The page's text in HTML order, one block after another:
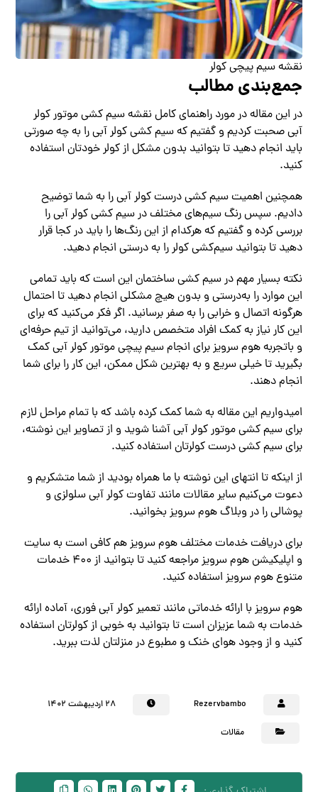
نقشه سیم پیچی کولر
جمع‌بندی مطالب
در این مقاله در مورد راهنمای کامل نقشه سیم کشی موتور کولر
آبی صحبت کردیم و گفتیم که سیم کشی کولر آبی را به چه صورتی
باید انجام دهید تا بتوانید بدون مشکل از کولر خودتان استفاده
کنید.
همچنین اهمیت سیم کشی درست کولر آبی را به شما توضیح
دادیم. سپس رنگ سیم‌های مختلف در سیم کشی کولر آبی را
بررسی کرده و گفتیم که هرکدام از این رنگ‌ها را باید در کجا قرار
دهید تا بتوانید سیم‌کشی کولر را به درستی انجام دهید.
نکته بسیار مهم در سیم کشی ساختمان این است که باید تمامی
این موارد را به‌درستی و بدون هیچ مشکلی انجام دهید تا احتمال
هرگونه اتصال و خرابی را به صفر برسانید. اگر فکر می‌کنید که برای
این کار نیاز به کمک افراد متخصص دارید، می‌توانید از تیم حرفه‌ای
و باتجربه هوم سرویز برای انجام سیم پیچی موتور کولر آبی کمک
بگیرید تا خیلی سریع و به بهترین شکل ممکن، این کار را برای شما
انجام دهند.
امیدواریم این مقاله به شما کمک کرده باشد که با تمام مراحل لازم
برای سیم کشی موتور کولر آبی آشنا شوید و از تصاویر این نوشته،
برای سیم کشی درست کولرتان استفاده کنید.
از اینکه تا انتهای این نوشته با ما همراه بودید از شما متشکریم و
دعوت می‌کنیم سایر مقالات مانند تفاوت کولر آبی سلولزی و
پوشالی را در وبلاگ هوم سرویز بخوانید.
برای دریافت خدمات مختلف هوم سرویز هم کافی است به سایت
و اپلیکیشن هوم سرویز مراجعه کنید تا بتوانید از ۴۰۰ خدمات
متنوع هوم سرویز استفاده کنید.
هوم سرویز با ارائه خدماتی مانند تعمیر کولر آبی فوری، آماده ارائه
خدمات به شما عزیزان است تا بتوانید به خوبی از کولرتان استفاده
کنید و از وجود هوای خنک و مطبوع در منزلتان لذت ببرید.
Rezervbambo ۲۸ اردیبهشت ۱۴۰۲
مقالات